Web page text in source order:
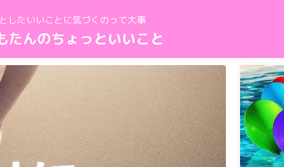
したいいことに気づくのって大事
たんのちょっといいこと